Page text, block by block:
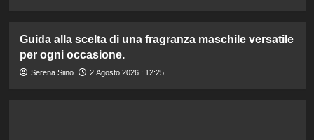
Guida alla scelta di una fragranza maschile versatile
per ogni occasione.
Serena Siino 2 Agosto 2026 : 12:25